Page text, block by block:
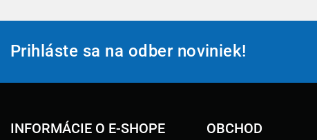
Prihláste sa na odber noviniek!
INFORMÁCIE O E-SHOPE OBCHOD